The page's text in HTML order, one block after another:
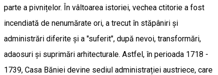
parte a pivnițelor. În vâltoarea istoriei, vechea ctitorie a fost
incendiată de nenumărate ori, a trecut în stăpâniri și
administrări diferite și a "suferit", după nevoi, transformări,
adaosuri și suprimări arhitecturale. Astfel, în perioada 1718 -
1739, Casa Băniei devine sediul administrației austriece, care